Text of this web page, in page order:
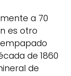
a 70
es otro
de 1860
de